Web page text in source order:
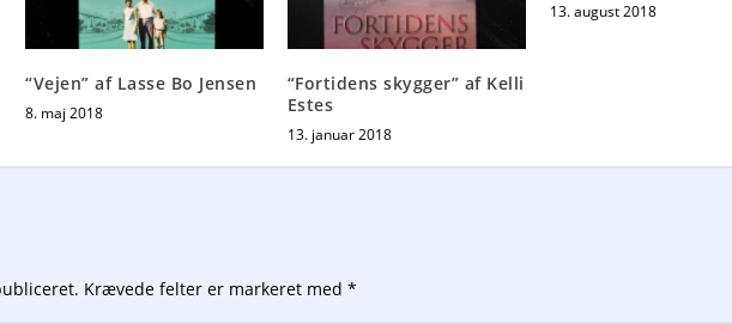
“Vejen” af Lasse Bo Jensen
8. maj 2018
“Fortidens skygger” af Kelli
Estes
13. januar 2018
13. august 2018
Krævede felter er markeret med*